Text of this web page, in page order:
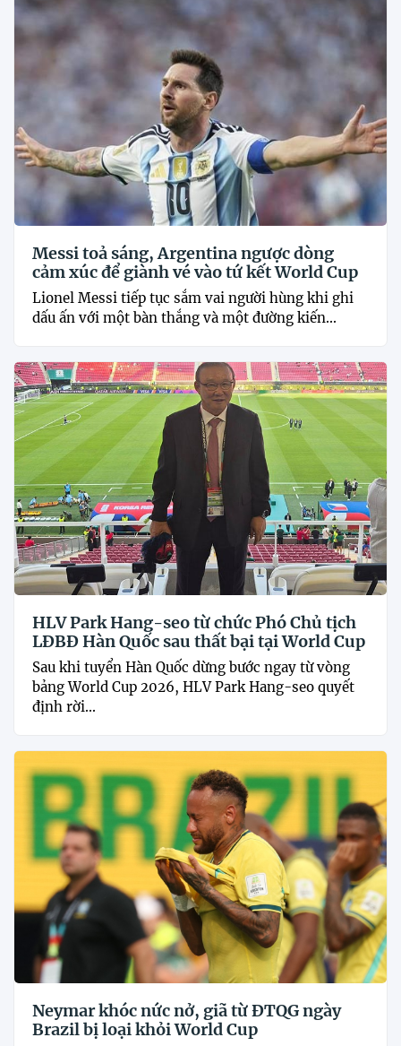
Messi toả sáng, Argentina ngược dòng
cảm xúc để giành vé vào tứ kết World Cup
Lionel Messi tiếp tục sắm vai người hùng khi ghi
dấu ấn với một bàn thắng và một đường kiến...
HLV Park Hang-seo từ chức Phó Chủ tịch
LĐBĐ Hàn Quốc sau thất bại tại World Cup
Sau khi tuyển Hàn Quốc dừng bước ngay từ vòng
bảng World Cup 2026, HLV Park Hang-seo quyết
định rời...
Neymar khóc nức nở, giã từ ĐTQG ngày
Brazil bị loại khỏi World Cup